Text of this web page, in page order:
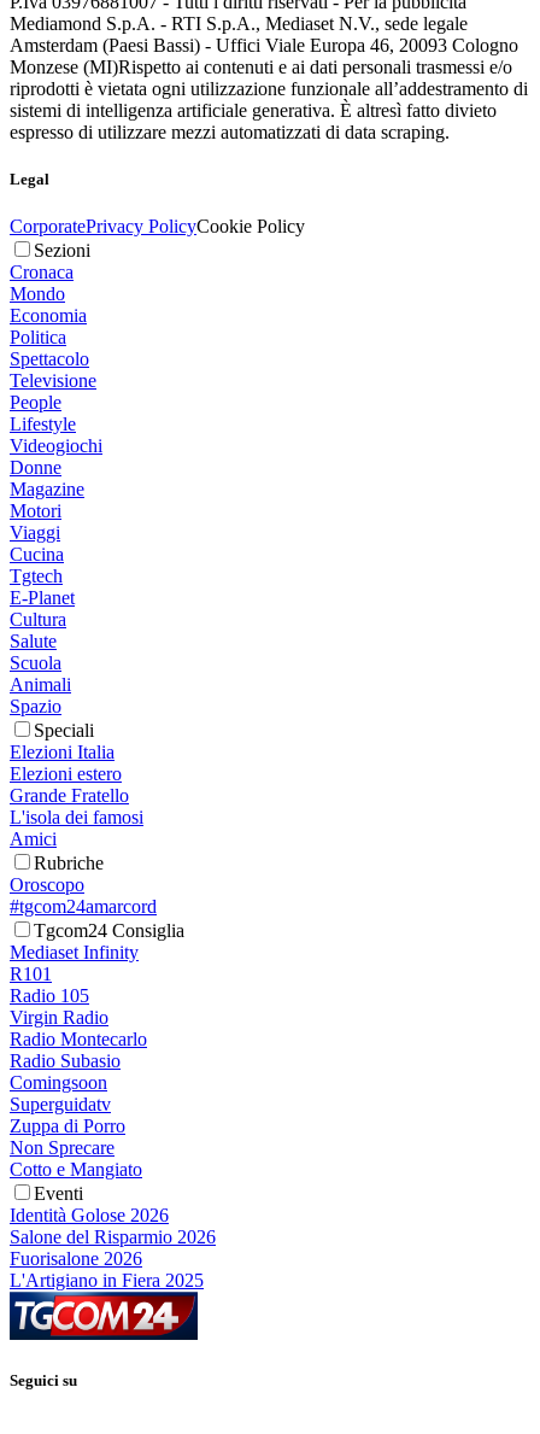
Mediamond S.p.A. - RTI S.p.A., Mediaset N.V., sede legale
Amsterdam (Paesi Bassi) - Uffici Viale Europa 46, 20093 Cologno
Monzese (MI)Rispetto ai contenuti e ai dati personali trasmessi e/o
riprodotti è vietata ogni utilizzazione funzionale all’addestramento di
sistemi di intelligenza artificiale generativa. È altresì fatto divieto
espresso di utilizzare mezzi automatizzati di data scraping.
Legal
CorporatePrivacy PolicyCookie Policy
Sezioni
Cronaca
Mondo
Economia
Politica
Spettacolo
Televisione
People
Lifestyle
Videogiochi
Donne
Magazine
Motori
Viaggi
Cucina
Tgtech
E-Planet
Cultura
Salute
Scuola
Animali
Spazio
Speciali
Elezioni Italia
Elezioni estero
Grande Fratello
L'isola dei famosi
Amici
Rubriche
Oroscopo
#tgcom24amarcord
Tgcom24 Consiglia
Mediaset Infinity
R101
Radio 105
Virgin Radio
Radio Montecarlo
Radio Subasio
Comingsoon
Superguidatv
Zuppa di Porro
Non Sprecare
Cotto e Mangiato
Eventi
Identità Golose 2026
Salone del Risparmio 2026
Fuorisalone 2026
L'Artigiano in Fiera 2025
Seguici su